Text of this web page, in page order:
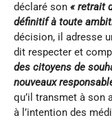
déclaré son «retrait
définitif à toute
décision, il adresse
dit respecter et
des citoyens de
nouveaux
qu’il transmet à son
à l’intention des